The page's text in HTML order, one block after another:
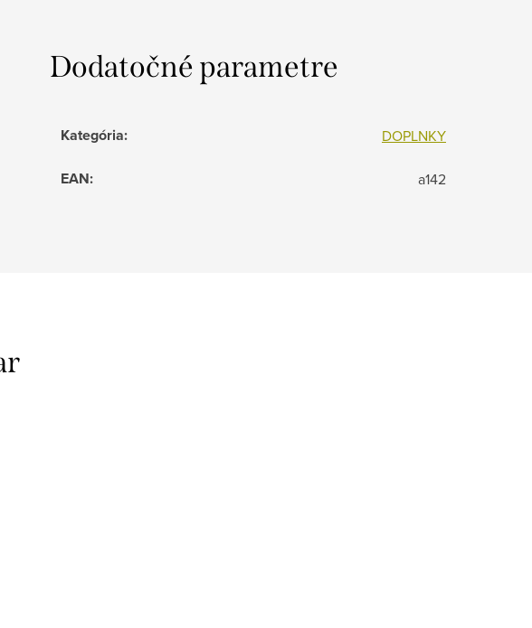
Dodatočné parametre
Kategória: DOPLNKY
EAN: a142